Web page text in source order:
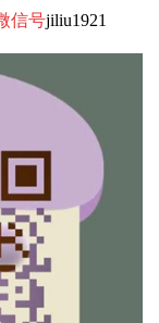
信号jiliu1921